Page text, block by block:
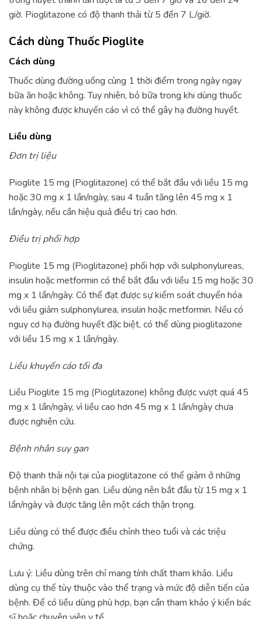
giờ. Pioglitazone có độ thanh thải từ 5 đến 7 L/giờ.
Cách dùng Thuốc Pioglite
Cách dùng
Thuốc dùng đường uống cùng 1 thời điểm trong ngày ngay
bữa ăn hoặc không. Tuy nhiên, bỏ bữa trong khi dùng thuốc
này không được khuyến cáo vì có thể gây hạ đường huyết.
Liều dùng
Đơn trị liệu
Pioglite 15 mg (Pioglitazone) có thể bắt đầu với liều 15 mg
hoặc 30 mg x 1 lần/ngày, sau 4 tuần tăng lên 45 mg x 1
lần/ngày, nếu cần hiệu quả điều trị cao hơn.
Điều trị phối hợp
Pioglite 15 mg (Pioglitazone) phối hợp với sulphonylureas,
insulin hoặc metformin có thể bắt đầu với liều 15 mg hoặc 30
mg x 1 lần/ngày. Có thể đạt được sự kiểm soát chuyển hóa
với liều giảm sulphonylurea, insulin hoặc metformin. Nếu có
nguy cơ hạ đường huyết đặc biệt, có thể dùng pioglitazone
với liều 15 mg x 1 lần/ngày.
Liều khuyến cáo tối đa
Liều Pioglite 15 mg (Pioglitazone) không được vượt quá 45
mg x 1 lần/ngày, vì liều cao hơn 45 mg x 1 lần/ngày chưa
được nghiên cứu.
Bệnh nhân suy gan
Độ thanh thải nội tại của pioglitazone có thể giảm ở những
bệnh nhân bị bệnh gan. Liều dùng nên bắt đầu từ 15 mg x 1
lần/ngày và được tăng lên một cách thận trọng.
Liều dùng có thể được điều chỉnh theo tuổi và các triệu
chứng.
Lưu ý: Liều dùng trên chỉ mang tính chất tham khảo. Liều
dùng cụ thể tùy thuộc vào thể trạng và mức độ diễn tiến của
bệnh. Để có liều dùng phù hợp, bạn cần tham khảo ý kiến bác